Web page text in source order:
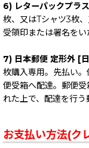
6) レターパックプラ
枚、又はTシャツ3枚
受領印または署名をい
7) 日本郵便 定形外 [
枚購入専用。先払い
便受箱へ配達。郵便
れた上で、配達を行
お支払い方法(ク